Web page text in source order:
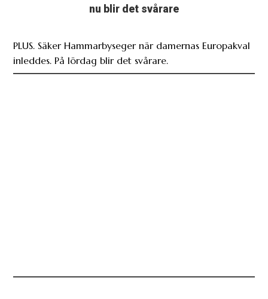
nu blir det svårare
PLUS. Säker Hammarbyseger när damernas Europakval
inleddes. På lördag blir det svårare.